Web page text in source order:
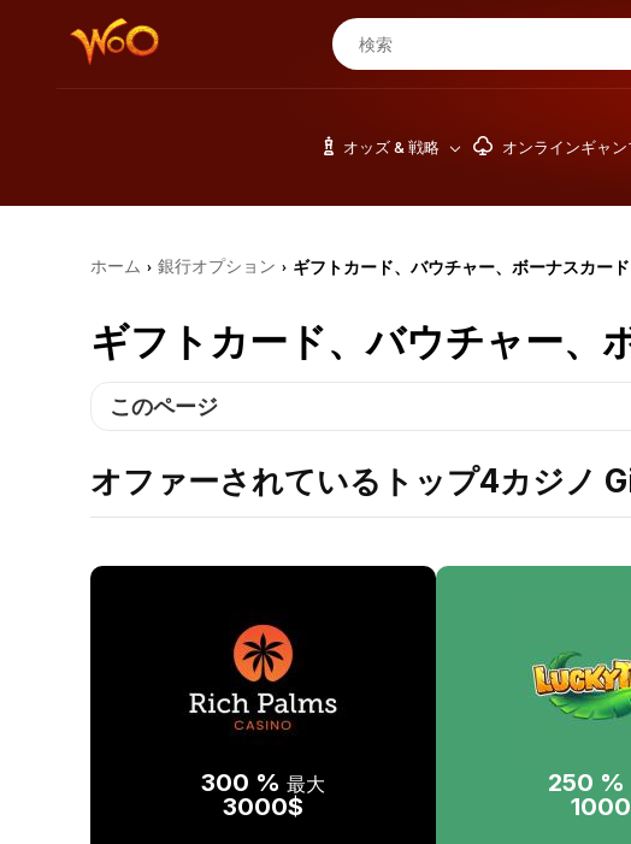
オッズ & 戦略 オンラインギャ
ホーム › 銀行オプション › ギフトカード、バウチャー、ボーナスカー
ギフトカード、バウチャー、
このページ
オファーされているトップ4カジノ
300 % 最大
3000$
250 %